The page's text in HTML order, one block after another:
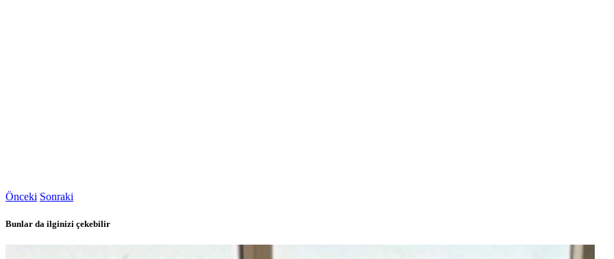
Önceki Sonraki
Bunlar da ilginizi çekebilir